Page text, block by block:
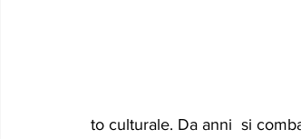
to culturale. Da anni  si